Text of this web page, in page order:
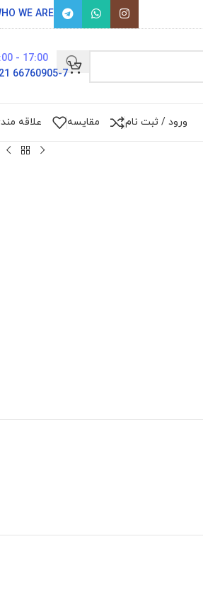
WE ARE
17:00 - 9:00
66760905-7 021
ورود / ثبت نام مقایسه علاقه